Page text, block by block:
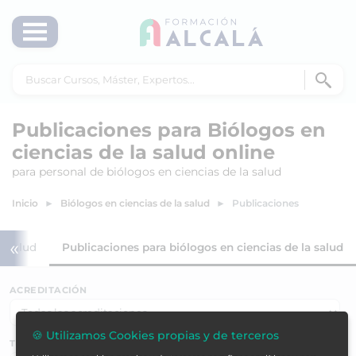
Publicaciones para Biólogos en
ciencias de la salud online
para personal de biólogos en ciencias de la salud
Inicio Biólogos en ciencias de la salud Publicaciones
«
salud Publicaciones para biólogos en ciencias de la salud
ACREDITACIÓN
TEMÁTICAS
🍪 Utilizamos Cookies propias y de terceros